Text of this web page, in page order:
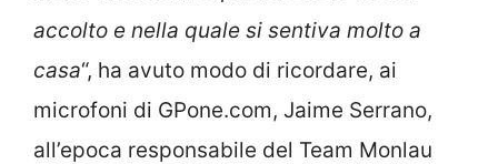
accolto e nella quale si sentiva molto a
casa“, ha avuto modo di ricordare, ai
microfoni di GPone.com, Jaime Serrano,
all’epoca responsabile del Team Monlau